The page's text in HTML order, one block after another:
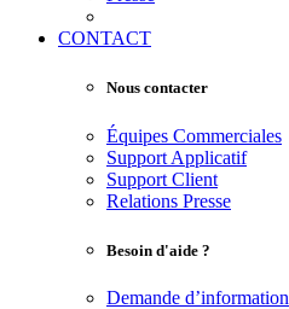
CONTACT
Nous contacter
Équipes Commerciales
Support Applicatif
Support Client
Relations Presse
Besoin d'aide ?
Demande d’information